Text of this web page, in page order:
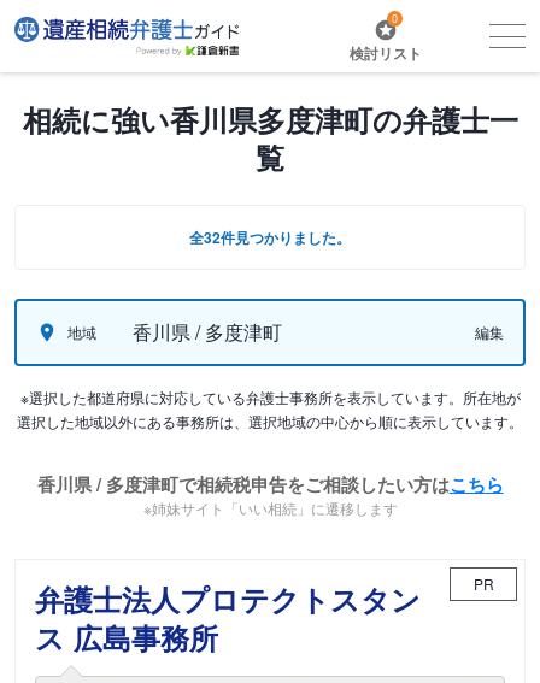
0
検討リスト
相続に強い香川県多度津町の弁護士一
覧
全32件見つかりました。
地域 香川県 / 多度津町 編集
※選択した都道府県に対応している弁護士事務所を表示しています。所在地が
選択した地域以外にある事務所は、選択地域の中心から順に表示しています。
香川県 / 多度津町で相続税申告をご相談したい方はこちら
※姉妹サイト「いい相続」に遷移します
弁護士法人プロテクトスタン
ス 広島事務所
PR